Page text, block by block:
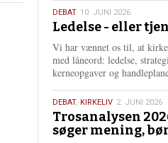
s
e
r
e
10.
juni
2026
DEBAT 10. JUNI 2026
Ledelse - eller
Vi har vænnet os til, at
med låneord: ledelse,
kerneopgaver og
2.
juni
2026
DEBAT, KIRKELIV 2. JUNI 2026
Trosanalysen
søger mening,